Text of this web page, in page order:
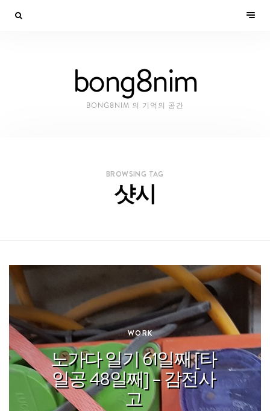
bong8nim
BONG8NIM 의 기억의 공간
BROWSING TAG
샷시
In WORK
노가다 일기 61일째 [타
일공 48일째] – 감전사
고